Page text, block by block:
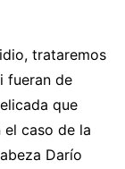
trataremos
fueran de
que
caso de la
Darío